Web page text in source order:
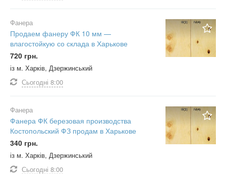
Фанера
Продаем фанеру ФК 10 мм —
влагостойкую со склада в Харькове
720 грн.
із м. Харків, Дзержинський
Сьогодні 8:00
Фанера
Фанера ФК березовая производства
Костопольский ФЗ продам в Харькове
340 грн.
із м. Харків, Дзержинський
Сьогодні 8:00